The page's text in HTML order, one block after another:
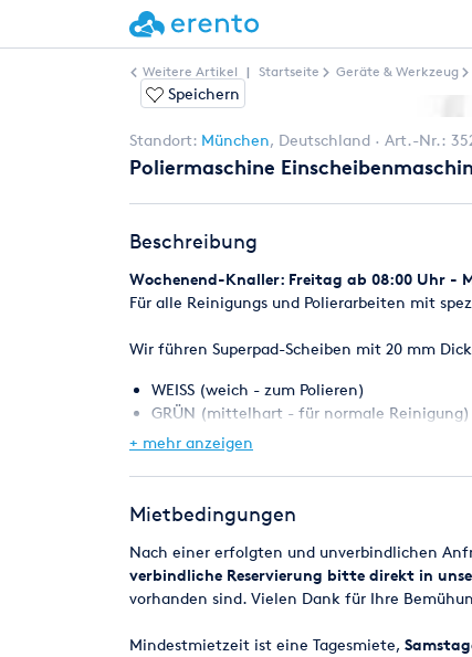
Weitere Artikel | Startseite Geräte & Werkzeug
Speichern
Standort: München, Deutschland Art.-Nr.:
Poliermaschine
Beschreibung
Wochenend-Knaller: Freitag ab 08:00 Uhr -
Für alle Reinigungs und Polierarbeiten mit
Wir führen Superpad-Scheiben mit 20 mm
WEISS (weich - zum Polieren)
GRÜN (mittelhart - für normale Reinigung)
SCHWARZ (hart - für starke
+ mehr anzeigen
Mietbedingungen
Nach einer erfolgten und unverbindlichen
verbindliche Reservierung bitte direkt in
vorhanden sind. Vielen Dank für Ihre
Mindestmietzeit ist eine Tagesmiete,